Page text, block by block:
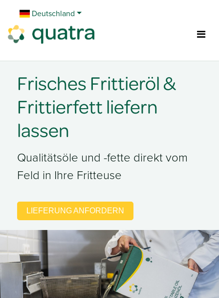
Deutschland
Frisches Frittieröl &
Frittierfett liefern
lassen
Qualitätsöle und -fette direkt vom
Feld in Ihre Fritteuse
LIEFERUNG ANFORDERN